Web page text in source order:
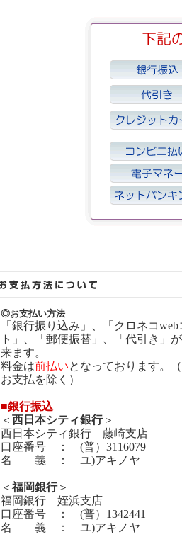
◎お支払い方法
「銀行振り込み」、「クロネコweb
ト」、「郵便振替」、「代引き」
来ます。
料金は前払いとなっております。
お支払を除く）
■銀行振込
＜ 西日本シティ銀行＞
西日本シティ銀行 藤崎支店
口座番号 ： (普）3116079
名 義 ： ユ)アキノヤ
＜ 福岡銀行＞
福岡銀行 姪浜支店
口座番号 ： (普）1342441
名 義 ： ユ)アキノヤ